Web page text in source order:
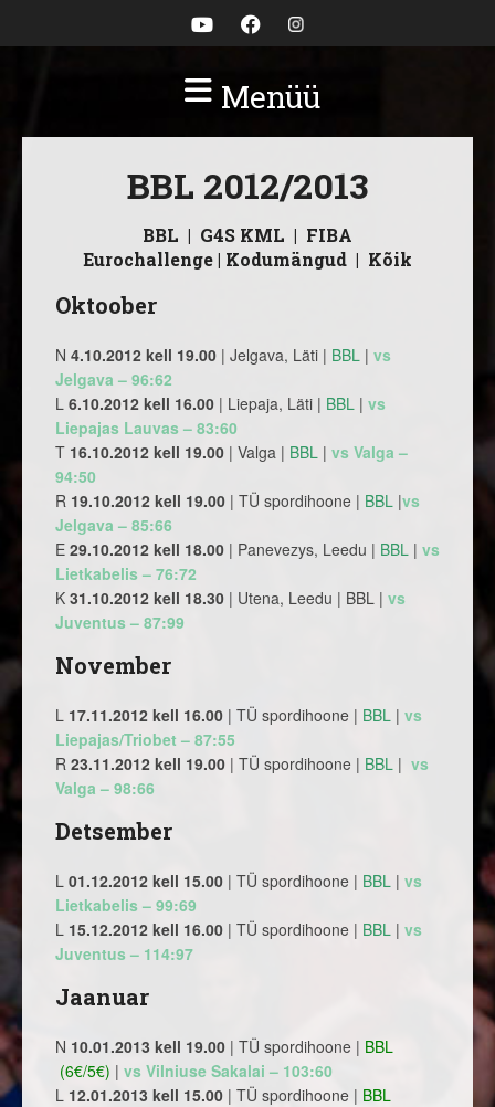
Menüü
BBL 2012/2013
BBL | G4S KML | FIBA
Eurochallenge| Kodumängud | Kõik
Oktoober
N 4.10.2012 kell 19.00 | Jelgava, Läti | BBL | vs
Jelgava – 96:62
L 6.10.2012 kell 16.00 | Liepaja, Läti | BBL | vs
Liepajas Lauvas – 83:60
T 16.10.2012 kell 19.00 | Valga | BBL | vs Valga –
94:50
R 19.10.2012 kell 19.00 | TÜ spordihoone | BBL |vs
Jelgava – 85:66
E 29.10.2012 kell 18.00 | Panevezys, Leedu | BBL | vs
Lietkabelis – 76:72
K 31.10.2012 kell 18.30 | Utena, Leedu | BBL | vs
Juventus – 87:99
November
L 17.11.2012 kell 16.00 | TÜ spordihoone | BBL | vs
Liepajas/Triobet – 87:55
R 23.11.2012 kell 19.00 | TÜ spordihoone | BBL | vs
Valga – 98:66
Detsember
L 01.12.2012 kell 15.00 | TÜ spordihoone | BBL | vs
Lietkabelis – 99:69
L 15.12.2012 kell 16.00 | TÜ spordihoone | BBL | vs
Juventus – 114:97
Jaanuar
N 10.01.2013 kell 19.00 | TÜ spordihoone | BBL
(6€/5€) | vs Vilniuse Sakalai – 103:60
L 12.01.2013 kell 15.00 | TÜ spordihoone | BBL